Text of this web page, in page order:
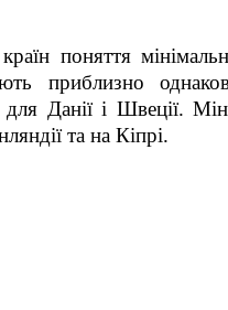
поняття
приблизно
Данії і Швеції.
та на Кіпрі.